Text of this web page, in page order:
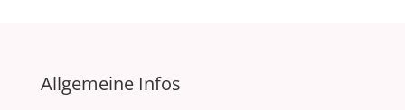
Allgemeine Infos